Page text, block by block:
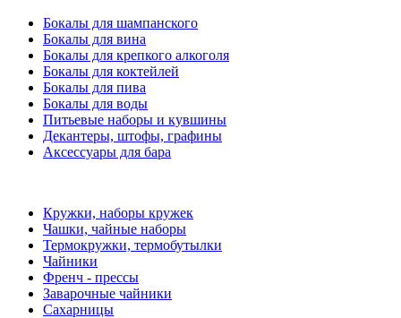
Бокалы для шампанского
Бокалы для вина
Бокалы для крепкого алкоголя
Бокалы для коктейлей
Бокалы для пива
Бокалы для воды
Питьевые наборы и кувшины
Декантеры, штофы, графины
Аксессуары для бара
Кружки, наборы кружек
Чашки, чайные наборы
Термокружки, термобутылки
Чайники
Френч - прессы
Заварочные чайники
Сахарницы